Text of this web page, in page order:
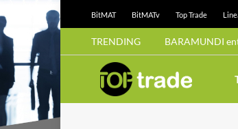
BitMAT BitMATv Top Trade
TRENDING BARAMUNDI